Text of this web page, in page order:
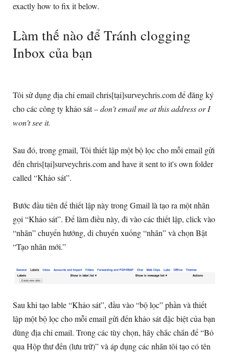
exactly how to fix it below.
Làm thế nào để Tránh clogging
Inbox của bạn
Tôi sử dụng địa chỉ email chris[tại]surveychris.com để đăng ký
cho các công ty khảo sát –don't email me at this address or I
won't see it.
Sau đó, trong gmail, Tôi thiết lập một bộ lọc cho mỗi email gửi
đến chris[tại]surveychris.com and have it sent to it's own folder
called“Khảo sát”.
Bước đầu tiên để thiết lập này trong Gmail là tạo ra một nhãn
gọi “Khảo sát”. Để làm điều này, đi vào các thiết lập, click vào
“nhãn” chuyển hướng, di chuyển xuống “nhãn” và chọn Bật
“Tạo nhãn mới.”
Sau khi tạo lable “Khảo sát”, đầu vào “bộ lọc” phần và thiết
lập một bộ lọc cho mỗi email gửi đến khảo sát đặc biệt của bạn
dùng địa chỉ email. Trong các tùy chọn, hãy chắc chắn để “Bỏ
qua Hộp thư đến (lưu trữ)” và áp dụng các nhãn tôi tạo có tên